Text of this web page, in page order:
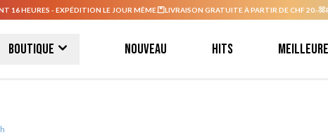
16 HEURES - EXPÉDITION LE JOUR MÊME. LIVRAISON GRATUITE À PARTIR DE CHF 20.-
Boutique Nouveau Hits